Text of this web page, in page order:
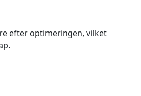
efter optimeringen, vilket